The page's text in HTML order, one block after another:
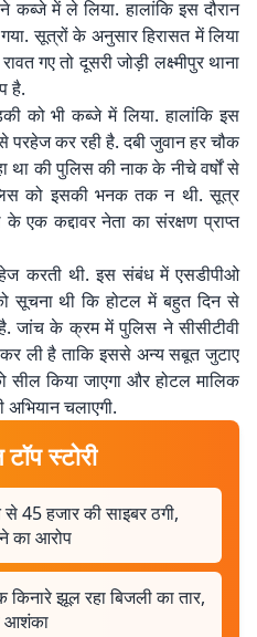
में ले लिया. हालांकि इस दौरान
सूत्रों के अनुसार हिरासत में लिया
गए तो दूसरी जोड़ी लक्ष्मीपुर थाना
है.
को भी कब्जे में लिया. हालांकि इस
कर रही है. दबी जुवान हर चौक
था की पुलिस की नाक के नीचे वर्षों से
को इसकी भनक तक न थी. सूत्र
एक कद्दावर नेता का संरक्षण प्राप्त
करती थी. इस संबंध में एसडीपीओ
सूचना थी कि होटल में बहुत दिन से
जांच के क्रम में पुलिस ने सीसीटीवी
ली है ताकि इससे अन्य सबूत जुटाए
सील किया जाएगा और होटल मालिक
अभियान चलाएगी.
स्टोरी
45 हजार की साइबर ठगी,
का आरोप
झूल रहा बिजली का तार,
आशंका